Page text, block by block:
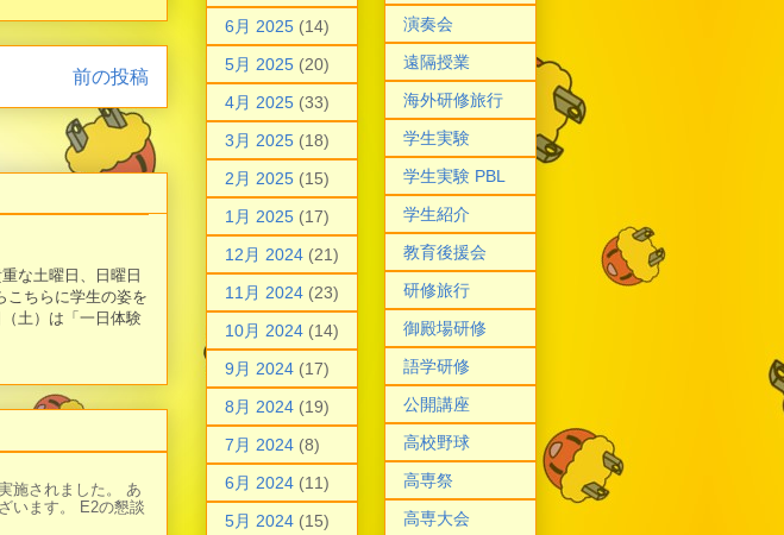
前の投稿
な土曜日、日曜日
こちらに学生の姿を
土）は「一日体験
施されました。 あ
います。 E2の懇談
6月 2025 (14)
5月 2025 (20)
4月 2025 (33)
3月 2025 (18)
2月 2025 (15)
1月 2025 (17)
12月 2024 (21)
11月 2024 (23)
10月 2024 (14)
9月 2024 (17)
8月 2024 (19)
7月 2024 (8)
6月 2024 (11)
5月 2024 (15)
演奏会
遠隔授業
海外研修旅行
学生実験
学生実験 PBL
学生紹介
教育後援会
研修旅行
御殿場研修
語学研修
公開講座
高校野球
高専祭
高専大会